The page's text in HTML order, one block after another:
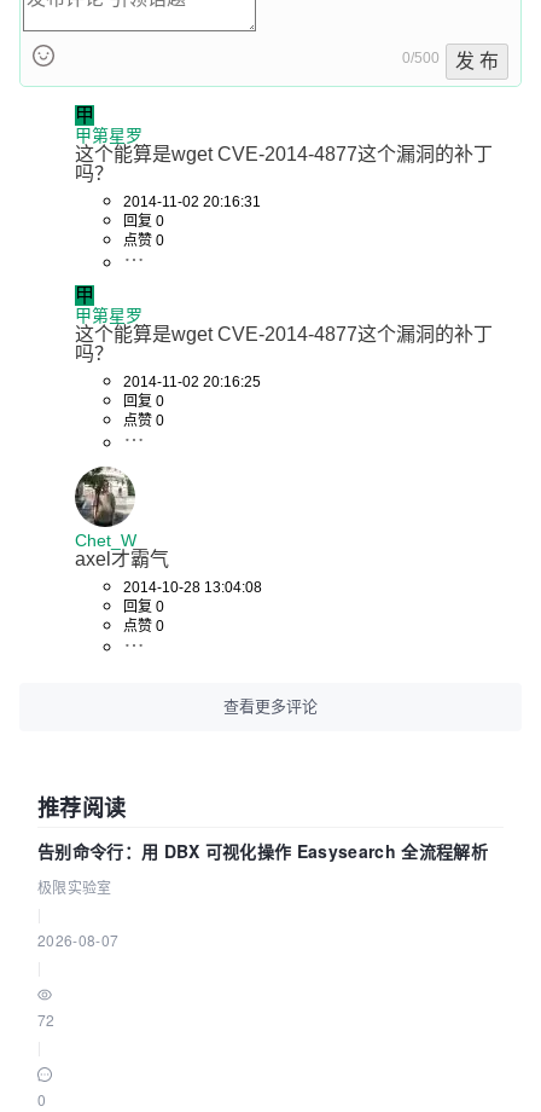
0/500 发 布
甲
甲第星罗
这个能算是wget CVE-2014-4877这个漏洞的补丁
吗？
2014-11-02 20:16:31
回复 0
点赞 0
甲
甲第星罗
这个能算是wget CVE-2014-4877这个漏洞的补丁
吗？
2014-11-02 20:16:25
回复 0
点赞 0
Chet_W
axel才霸气
2014-10-28 13:04:08
回复 0
点赞 0
查看更多评论
推荐阅读
告别命令行：用 DBX 可视化操作 Easysearch 全流程解析
极限实验室
2026-08-07
72
0